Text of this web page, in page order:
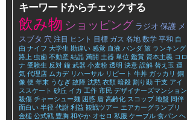
キーワードからチェックする
飲み物 ショッピング ラジオ 保護 メ
スブタ 穴 注目 ヒント 目標 ガス 各地 数学 平和 自
由 ナイフ 大学生 勘違い 感覚 血液 パンダ 旅 ランキング
路上 虫歯 不動産 結晶 満開 土器 単位 鑑賞 資本主義 コロ
ナ 受験生 反対 鐘 武器 小麦粉 透明 決意 誤解 替え玉 運
気 代理店 ムカデ リハーサル リピート 牛丼 ガッカリ 銅
像 便 年末 うなぎ 故障 沈黙 衣類 暗殺 割り勘 干支 アイ
ススケート 砂丘 イカ 工作 市民 デザイナーズマンション
殺傷 チャーシュー麺 困惑 盾 高齢化 スコップ 地盤 同伴
面白い 半径 代謝 利益 観戦ツアー エアカーグランプリ
金槌 公式戦 豊胸 和やか オセロ 私服 ケーブル 食パン ヘ